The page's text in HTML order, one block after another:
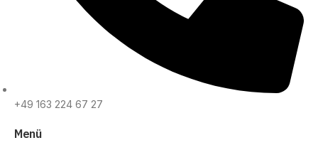
+49 163 224 67 27
Menü